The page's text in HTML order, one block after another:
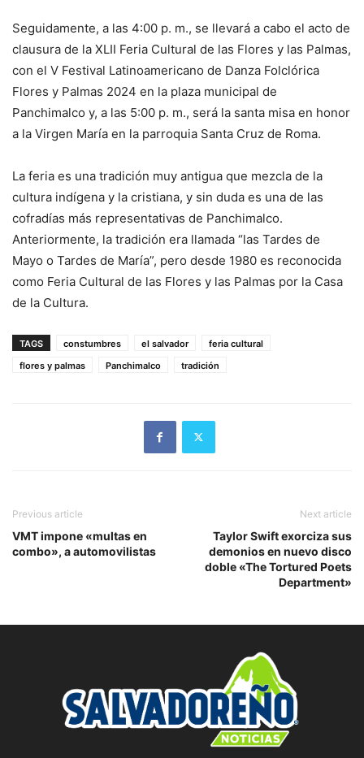
Seguidamente, a las 4:00 p. m., se llevará a cabo el acto de
clausura de la XLII Feria Cultural de las Flores y las Palmas,
con el V Festival Latinoamericano de Danza Folclórica
Flores y Palmas 2024 en la plaza municipal de
Panchimalco y, a las 5:00 p. m., será la santa misa en honor
a la Virgen María en la parroquia Santa Cruz de Roma.
La feria es una tradición muy antigua que mezcla de la
cultura indígena y la cristiana, y sin duda es una de las
cofradías más representativas de Panchimalco.
Anteriormente, la tradición era llamada “las Tardes de
Mayo o Tardes de María”, pero desde 1980 es reconocida
como Feria Cultural de las Flores y las Palmas por la Casa
de la Cultura.
TAGS constumbres el salvador
feria cultural
flores y palmas
Panchimalco tradición
Previous article
VMT impone «multas en
combo», a automovilistas
Next article
Taylor Swift exorciza sus
demonios en nuevo disco
doble «The Tortured Poets
Department»